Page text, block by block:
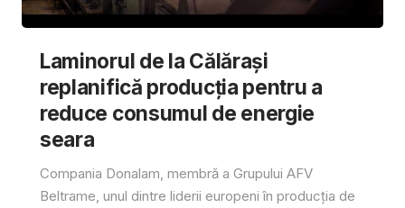
Laminorul de la Călărași
replanifică producția pentru a
reduce consumul de energie
seara
Compania Donalam, membră a Grupului AFV
Beltrame, unul dintre liderii europeni în producția de